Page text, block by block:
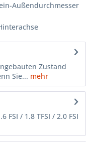
Außendurchmesser
Zustand
Sie... mehr
FSI / 1.8 TFSI / 2.0 FSI